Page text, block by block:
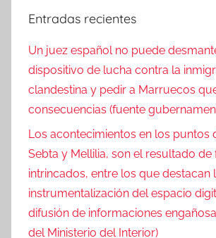
Entradas recientes
Un juez español no puede
dispositivo de lucha contra la
clandestina y pedir a Marruecos
consecuencias (fuente
Los acontecimientos en los puntos
Sebta y Mellilia, son el resultado de
intrincados, entre los que destacan
instrumentalización del espacio
difusión de informaciones
del Ministerio del Interior)